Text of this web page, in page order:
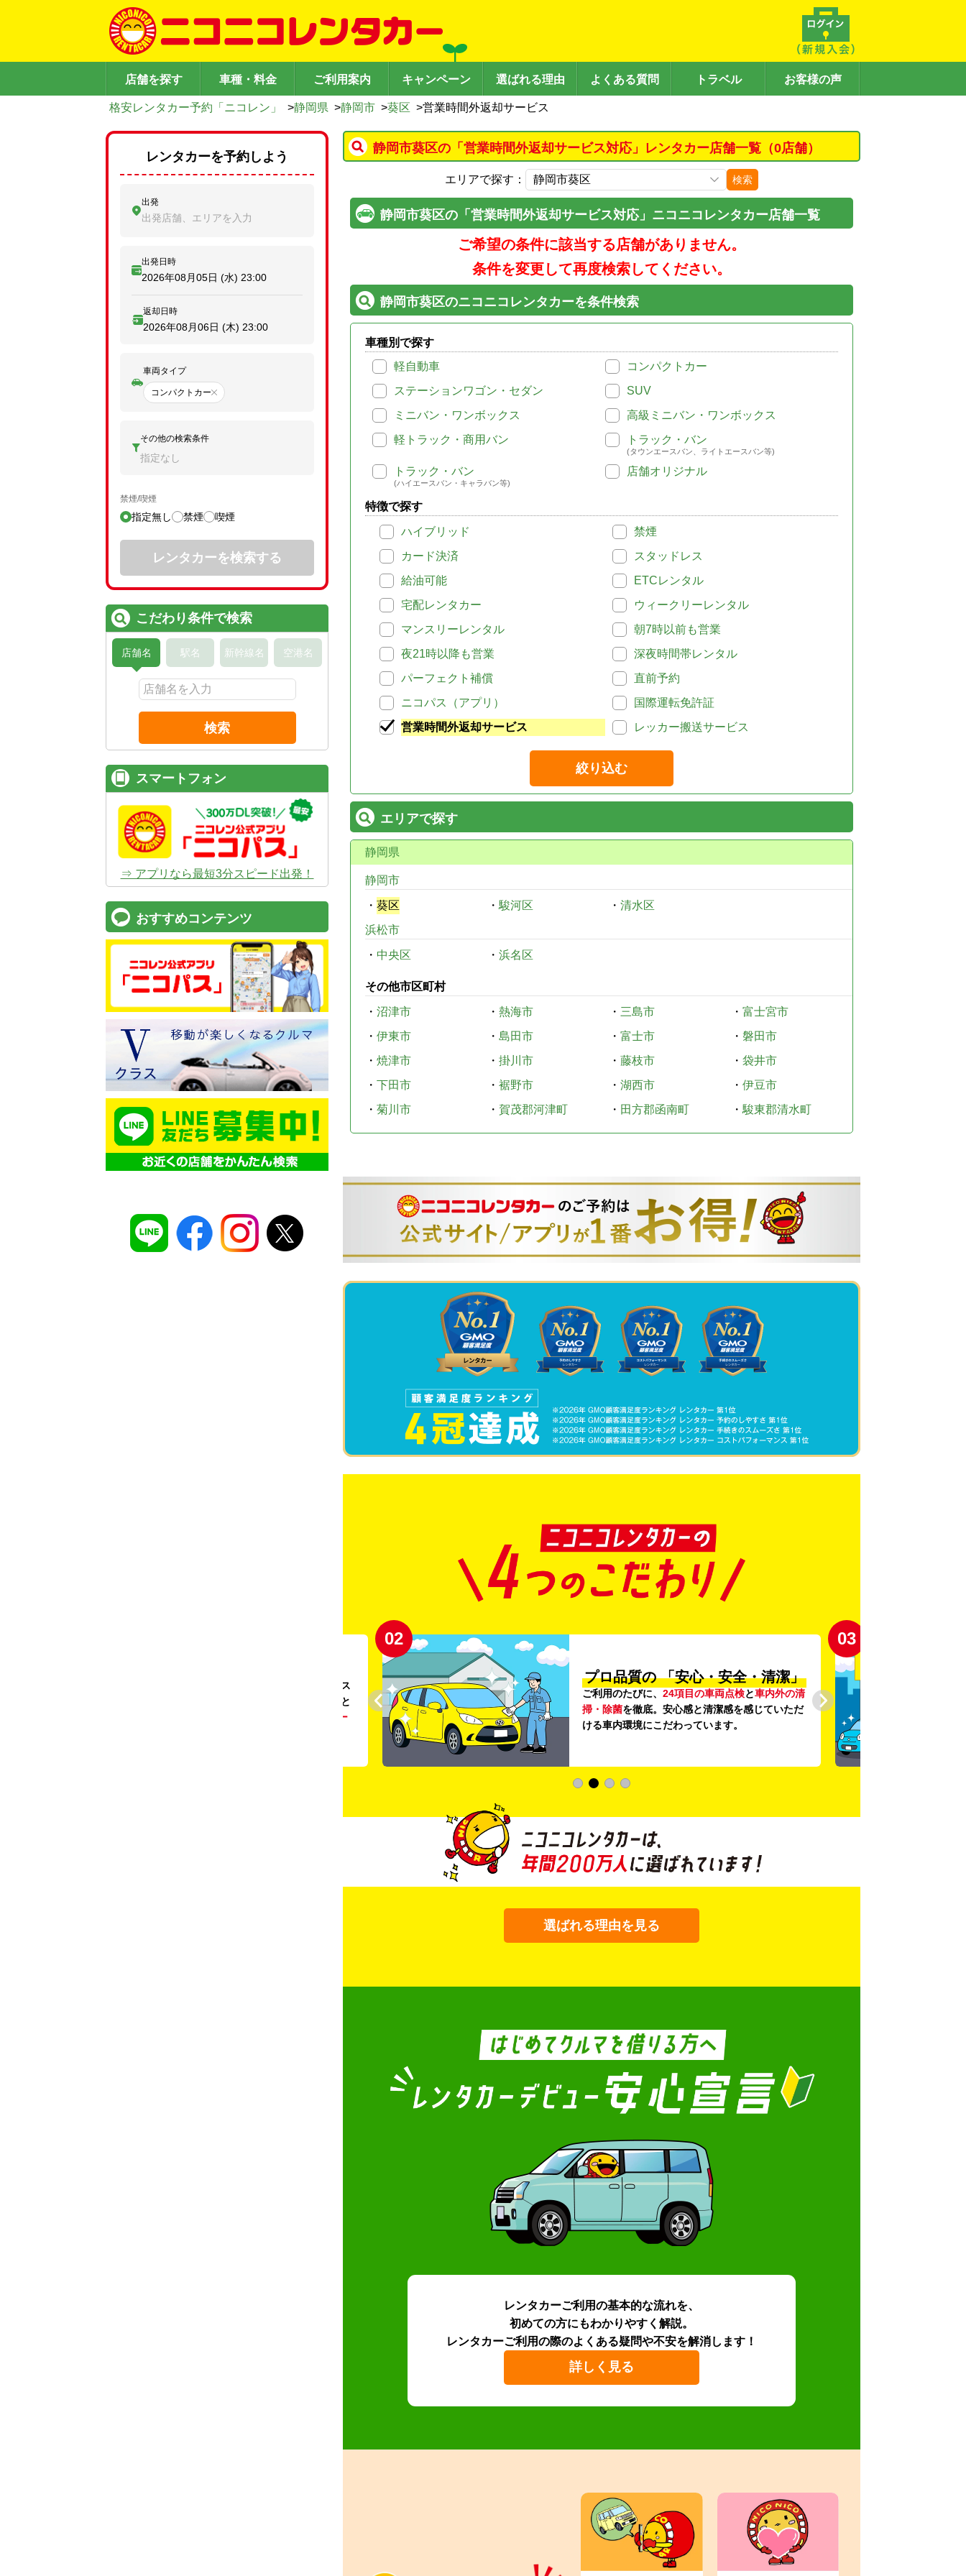
店舗を探す 車種・料金 ご利用案内 キャンペーン 選ばれる理由 よくある質問 トラベル お客様の声
格安レンタカー予約「ニコレン」 >静岡県 >静岡市 >葵区 >営業時間外返却サービス
静岡市葵区の「営業時間外返却サービス対応」レンタカー店舗一覧（0店舗）
エリアで探す： 検索
静岡市葵区の「営業時間外返却サービス対応」ニコニコレンタカー店舗一覧
ご希望の条件に該当する店舗がありません。
条件を変更して再度検索してください。
静岡市葵区のニコニコレンタカーを条件検索
車種別で探す
軽自動車
コンパクトカー
ステーションワゴン・セダン
SUV
ミニバン・ワンボックス
高級ミニバン・ワンボックス
軽トラック・商用バン
トラック・バン
(タウンエースバン、ライトエースバン等)
トラック・バン
(ハイエースバン・キャラバン等)
店舗オリジナル
特徴で探す
ハイブリッド
禁煙
カード決済
スタッドレス
給油可能
ETCレンタル
宅配レンタカー
ウィークリーレンタル
マンスリーレンタル
朝7時以前も営業
夜21時以降も営業
深夜時間帯レンタル
パーフェクト補償
直前予約
ニコパス（アプリ）
国際運転免許証
営業時間外返却サービス
レッカー搬送サービス
絞り込む
エリアで探す
静岡県
静岡市
・ 葵区 ・ 駿河区 ・ 清水区
浜松市
・ 中央区 ・ 浜名区
その他市区町村
・ 沼津市 ・ 熱海市 ・ 三島市 ・ 富士宮市
・ 伊東市 ・ 島田市 ・ 富士市 ・ 磐田市
・ 焼津市 ・ 掛川市 ・ 藤枝市 ・ 袋井市
・ 下田市 ・ 裾野市 ・ 湖西市 ・ 伊豆市
・ 菊川市 ・ 賀茂郡河津町 ・ 田方郡函南町 ・ 駿東郡清水町
。ガソリンス
タンドや整備工場の既存インフラを活用すること
リー
02
プロ品質の 「安心・安全・清潔」
ご利用のたびに、 24項目の車両点検と車内外の清
掃・除菌を徹底。安心感と清潔感を感じていただ
ける車内環境にこだわっています。
03
選ばれる理由を見る
レンタカーご利用の基本的な流れを、
初めての方にもわかりやすく解説。
レンタカーご利用の際のよくある疑問や不安を解消します！
詳しく見る
レンタカーを予約しよう
出発
出発店舗、エリアを入力
出発日時
2026年08月05日 (水) 23:00
返却日時
2026年08月06日 (木) 23:00
車両タイプ
コンパクトカー
その他の検索条件
指定なし
禁煙/喫煙
指定無し 禁煙 喫煙
レンタカーを検索する
こだわり条件で検索
店舗名 駅名 新幹線名 空港名
検索
スマートフォン
⇒ アプリなら最短3分スピード出発！
おすすめコンテンツ